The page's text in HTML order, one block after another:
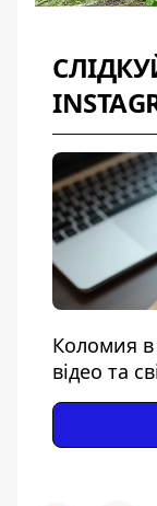
Коломия в
відео та